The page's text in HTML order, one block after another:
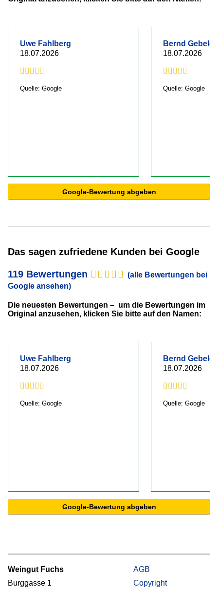
Uwe Fahlberg
18.07.2026
Quelle: Google
Bernd
18.07.2026
Quelle: Google
Google-Bewertung abgeben
Das sagen zufriedene Kunden bei Google
119 Bewertungen
(alle Bewertungen bei
Google ansehen)
Die neuesten Bewertungen – um die Bewertungen im
Original anzusehen, klicken Sie bitte auf den Namen:
Uwe Fahlberg
18.07.2026
Quelle: Google
Bernd
18.07.2026
Quelle: Google
Google-Bewertung abgeben
Weingut Fuchs
Burggasse 1
AGB
Copyright